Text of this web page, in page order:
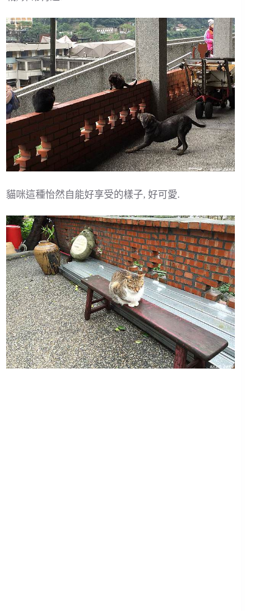
貓咪這種怡然自能好享受的樣子, 好可愛.